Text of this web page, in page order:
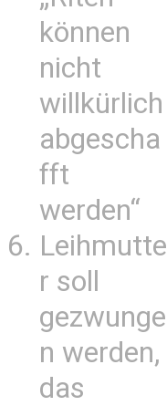
können
nicht
willkürlich
abgescha
fft
werden“
Leihmutte
r soll
gezwunge
n werden,
das